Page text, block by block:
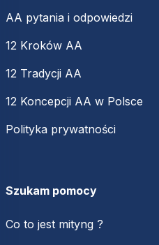
AA pytania i odpowiedzi
12 Kroków AA
12 Tradycji AA
12 Koncepcji AA w Polsce
Polityka prywatności
Szukam pomocy
Co to jest mityng ?